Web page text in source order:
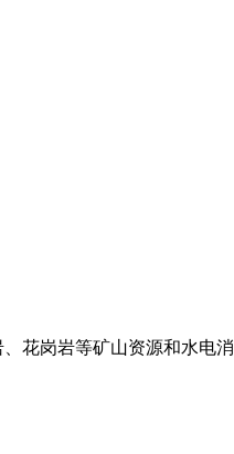
花岗岩等矿山资源和水电消